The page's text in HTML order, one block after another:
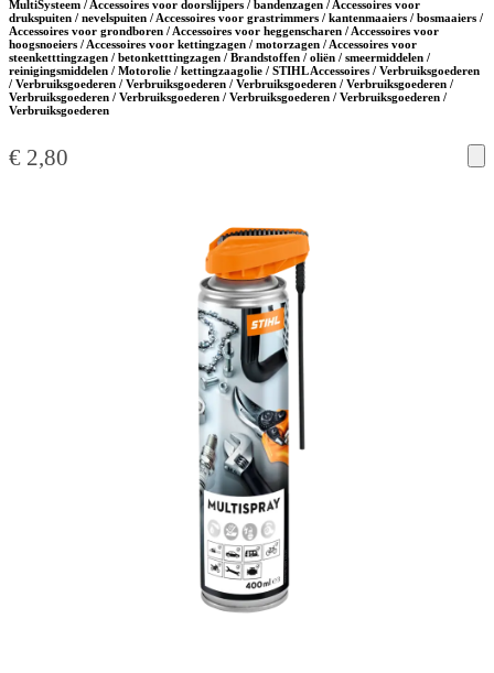
MultiSysteem / Accessoires voor doorslijpers / bandenzagen / Accessoires voor
drukspuiten / nevelspuiten / Accessoires voor grastrimmers / kantenmaaiers / bosmaaiers /
Accessoires voor grondboren / Accessoires voor heggenscharen / Accessoires voor
hoogsnoeiers / Accessoires voor kettingzagen / motorzagen / Accessoires voor
steenketttingzagen / betonketttingzagen / Brandstoffen / oliën / smeermiddelen /
reinigingsmiddelen / Motorolie / kettingzaagolie / STIHL Accessoires / Verbruiksgoederen
/ Verbruiksgoederen / Verbruiksgoederen / Verbruiksgoederen / Verbruiksgoederen /
Verbruiksgoederen / Verbruiksgoederen / Verbruiksgoederen / Verbruiksgoederen /
Verbruiksgoederen
€ 2,80